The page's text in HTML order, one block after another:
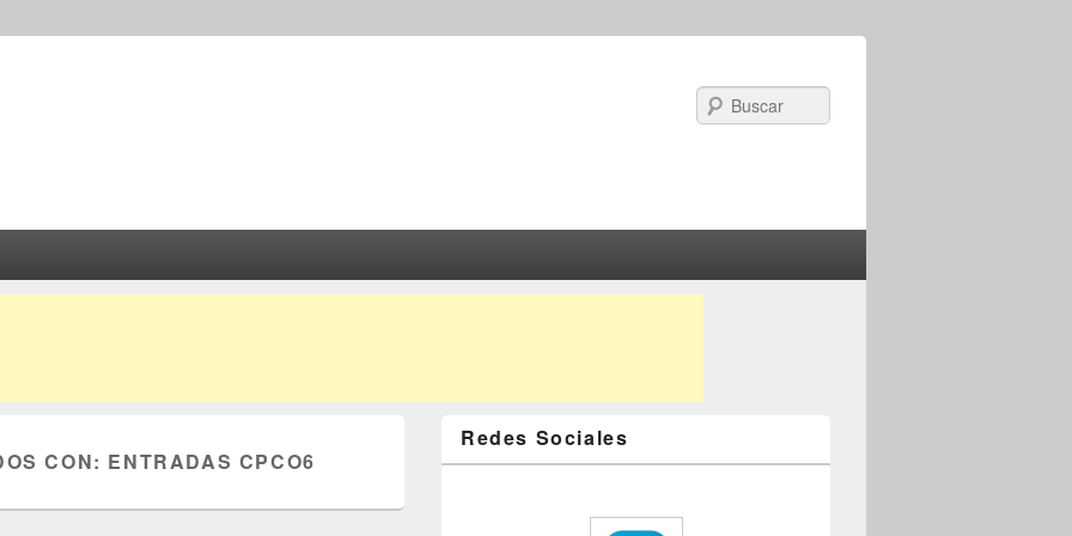
CON: ENTRADAS CPCO6
Redes Sociales